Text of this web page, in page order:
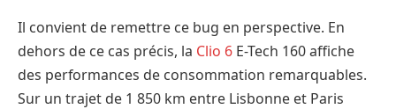
Il convient de remettre ce bug en perspective. En
dehors de ce cas précis, la Clio 6 E-Tech 160 affiche
des performances de consommation remarquables.
Sur un trajet de 1 850 km entre Lisbonne et Paris